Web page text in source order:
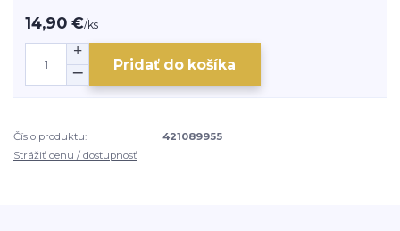
14,90 €/ks
Pridať do košíka
Číslo produktu:
421089955
Strážiť cenu / dostupnosť